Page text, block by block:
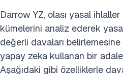
Darrow YZ, olası yasal
kümelerini analiz ederek
değerli davaları belirlemesine
yapay zeka kullanan bir
Aşağıdaki gibi özelliklerle